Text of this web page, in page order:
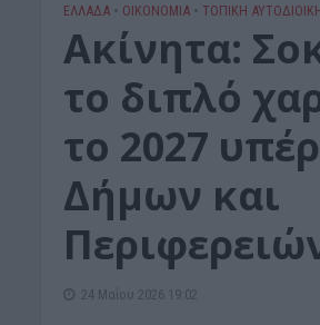
ΕΛΛΑΔΑ • ΟΙΚΟΝΟΜΙΑ • ΤΟΠΙΚΗ
Ακίνητα:
το διπλό
το 2027 υπέρ
Δήμων και
24 Μαΐου 2026 19:02